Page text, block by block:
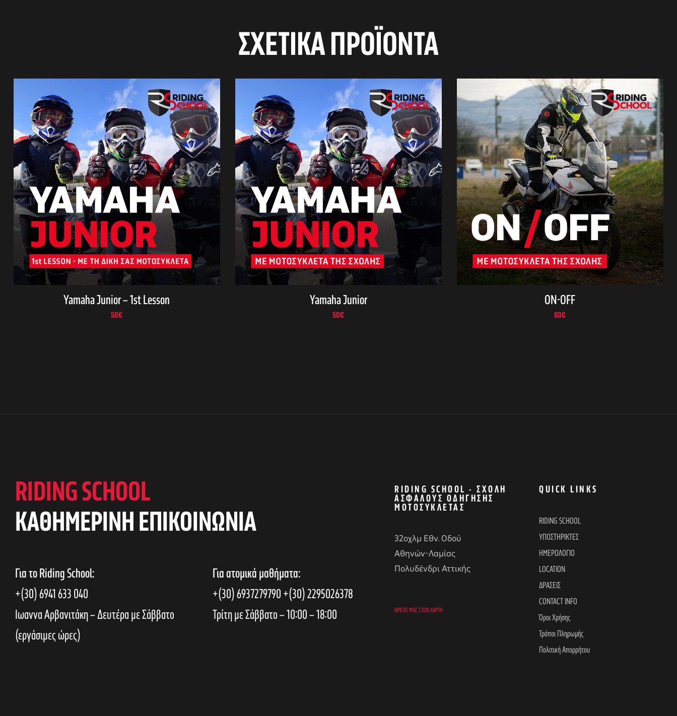
ΣΧΕΤΙΚΆ ΠΡΟΪΌΝΤΑ
Yamaha Junior – 1st Lesson
50€
Yamaha Junior
50€
ON-OFF
60€
RIDING SCHOOL
KAΘΗΜΕΡΙΝΗ ΕΠΙΚΟΙΝΩΝΙΑ
Για το Riding School:
+(30) 6941 633 040
Ιωαννα Αρβανιτάκη – Δευτέρα με Σάββατο
(εργάσιμες ώρες)
Για ατομικά μαθήματα:
+(30) 6937279790+(30) 2295026378
Τρίτη με Σάββατο – 10:00 – 18:00
RIDING SCHOOL - ΣΧΟΛΉ
ΑΣΦΑΛΟΎΣ ΟΔΉΓΗΣΗΣ
ΜΟΤΟΣΥΚΛΈΤΑΣ
32οχλμ Εθν. Οδού
Αθηνών-Λαμίας
Πολυδένδρι Αττικής
ΒΡΕΊΤΕ ΜΑΣ ΣΤΟΝ ΧΆΡΤΗ
QUICK LINKS
RIDING SCHOOL
ΥΠΟΣΤΗΡΙΚΤΕΣ
ΗΜΕΡΟΛΟΓΙΟ
LOCATION
ΔΡΑΣΕΙΣ
CONTACT INFO
Όροι Χρήσης
Τρόποι Πληρωμής
Πολιτική Απορρήτου